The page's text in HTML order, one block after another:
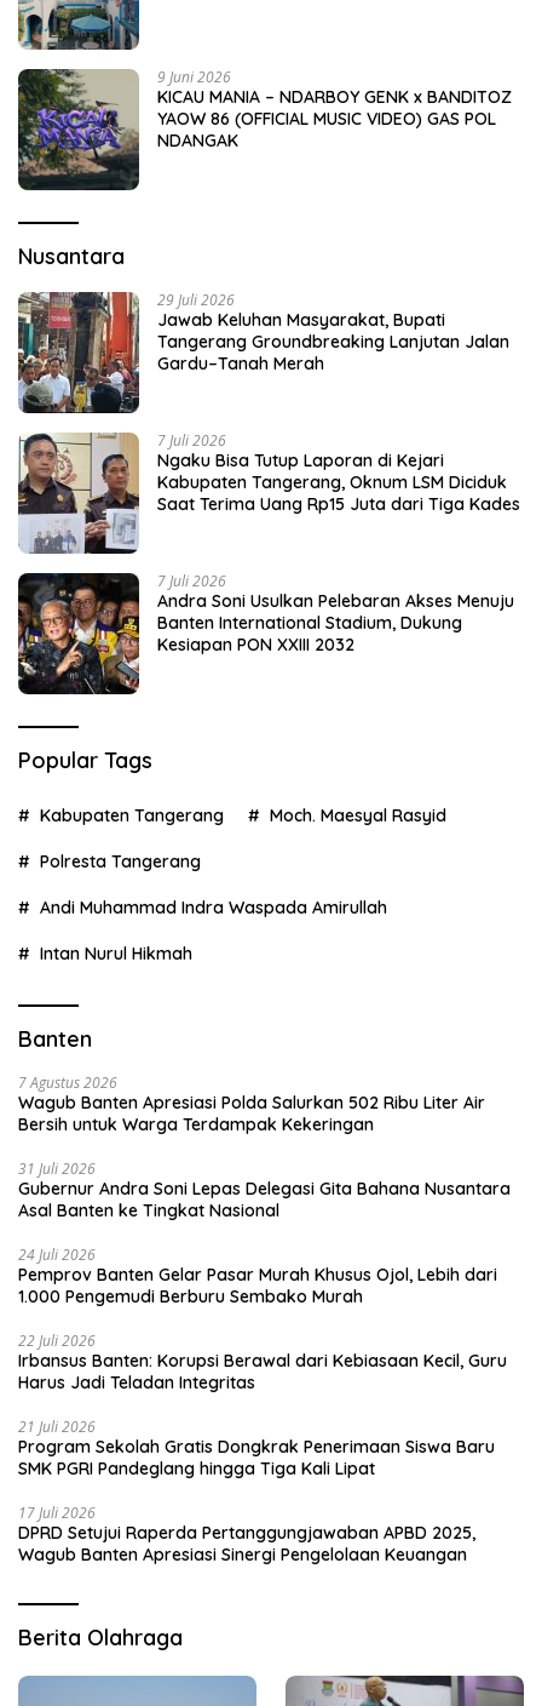
9 Juni 2026
KICAU MANIA – NDARBOY GENK x BANDITOZ
YAOW 86 (OFFICIAL MUSIC VIDEO) GAS POL
NDANGAK
Nusantara
29 Juli 2026
Jawab Keluhan Masyarakat, Bupati
Tangerang Groundbreaking Lanjutan Jalan
Gardu–Tanah Merah
7 Juli 2026
Ngaku Bisa Tutup Laporan di Kejari
Kabupaten Tangerang, Oknum LSM Diciduk
Saat Terima Uang Rp15 Juta dari Tiga Kades
7 Juli 2026
Andra Soni Usulkan Pelebaran Akses Menuju
Banten International Stadium, Dukung
Kesiapan PON XXIII 2032
Popular Tags
Kabupaten Tangerang Moch. Maesyal Rasyid
Polresta Tangerang
Andi Muhammad Indra Waspada Amirullah
Intan Nurul Hikmah
Banten
7 Agustus 2026
Wagub Banten Apresiasi Polda Salurkan 502 Ribu Liter Air
Bersih untuk Warga Terdampak Kekeringan
31 Juli 2026
Gubernur Andra Soni Lepas Delegasi Gita Bahana Nusantara
Asal Banten ke Tingkat Nasional
24 Juli 2026
Pemprov Banten Gelar Pasar Murah Khusus Ojol, Lebih dari
1.000 Pengemudi Berburu Sembako Murah
22 Juli 2026
Irbansus Banten: Korupsi Berawal dari Kebiasaan Kecil, Guru
Harus Jadi Teladan Integritas
21 Juli 2026
Program Sekolah Gratis Dongkrak Penerimaan Siswa Baru
SMK PGRI Pandeglang hingga Tiga Kali Lipat
17 Juli 2026
DPRD Setujui Raperda Pertanggungjawaban APBD 2025,
Wagub Banten Apresiasi Sinergi Pengelolaan Keuangan
Berita Olahraga